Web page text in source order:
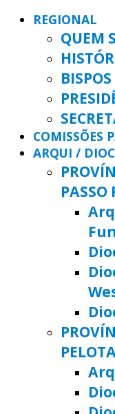
REGIONAL
QUEM
BISPOS
COMISSÕES
ARQUI /
PASSO